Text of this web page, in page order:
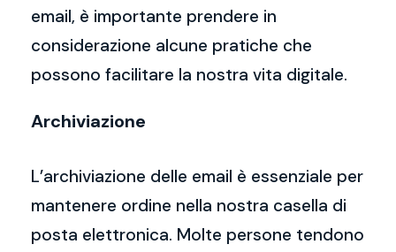
email, è importante prendere in
considerazione alcune pratiche che
possono facilitare la nostra vita digitale.
Archiviazione
L’archiviazione delle email è essenziale per
mantenere ordine nella nostra casella di
posta elettronica. Molte persone tendono